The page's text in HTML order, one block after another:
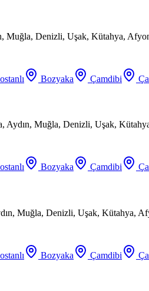
Muğla, Denizli, Uşak, Kütahya,
Bozyaka Çamdibi
Aydın, Muğla, Denizli, Uşak,
Bozyaka Çamdibi
Muğla, Denizli, Uşak, Kütahya,
Bozyaka Çamdibi